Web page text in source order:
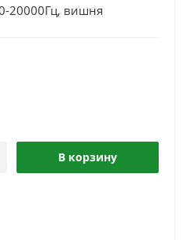
20000Гц, вишня
В корзину